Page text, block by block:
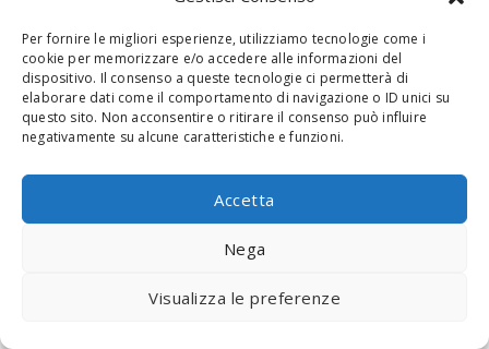
Per fornire le migliori esperienze, utilizziamo tecnologie come i
cookie per memorizzare e/o accedere alle informazioni del
dispositivo. Il consenso a queste tecnologie ci permetterà di
elaborare dati come il comportamento di navigazione o ID unici su
questo sito. Non acconsentire o ritirare il consenso può influire
negativamente su alcune caratteristiche e funzioni.
Accetta
Nega
Visualizza le preferenze
© 2020 Digital Touch Menu. Menu realizzato da